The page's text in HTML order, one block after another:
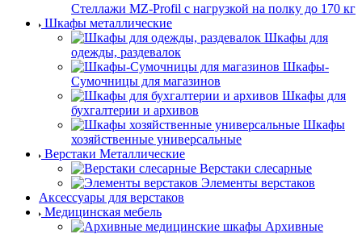
Стеллажи MZ-Profil с нагрузкой на полку до 170 кг
Шкафы металлические
Шкафы для
одежды, раздевалок
Шкафы-
Сумочницы для магазинов
Шкафы для
бухгалтерии и архивов
Шкафы
хозяйственные универсальные
Верстаки Металлические
Верстаки слесарные
Элементы верстаков
Аксессуары для верстаков
Медицинская мебель
Архивные